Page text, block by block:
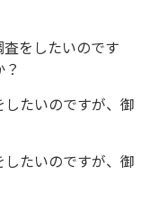
をしたいのです
たいのですが、御
たいのですが、御